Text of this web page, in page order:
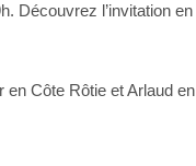
Découvrez l’invitation en
Côte Rôtie et Arlaud en